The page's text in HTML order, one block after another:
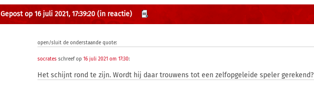
Gepost op 16 juli 2021, 17:39:20 (in reactie)
open/sluit de onderstaande quote:
socrates schreef op16 juli 2021 om 17:30:
Het schijnt rond te zijn. Wordt hij daar trouwens tot een zelfopgeleide speler gerekend?